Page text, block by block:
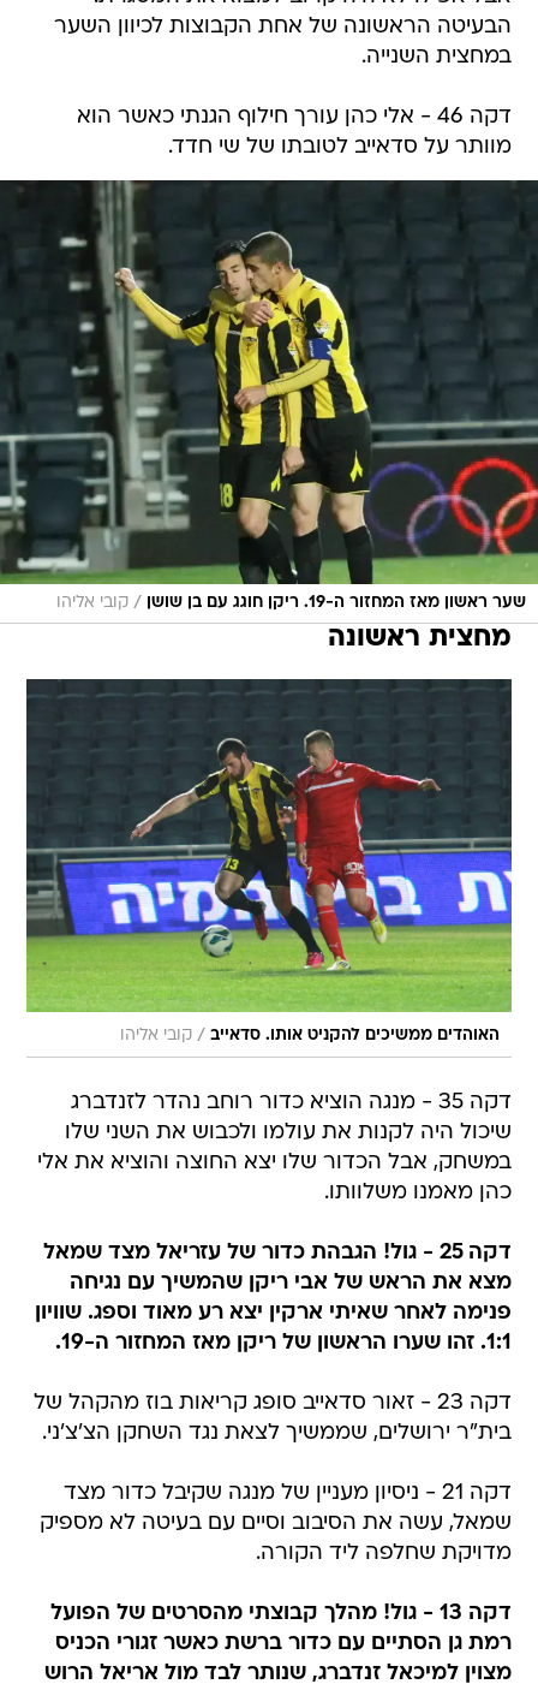
הבעיטה הראשונה של אחת הקבוצות לכיוון השער
במחצית השנייה.
דקה 46 - אלי כהן עורך חילוף הגנתי כאשר הוא
מוותר על סדאייב לטובתו של שי חדד.
שער ראשון מאז המחזור ה-19. ריקן חוגג עם בן שושן / קובי אליהו
מחצית ראשונה
האוהדים ממשיכים להקניט אותו. סדאייב / קובי אליהו
דקה 35 - מנגה הוציא כדור רוחב נהדר לזנדברג
שיכול היה לקנות את עולמו ולכבוש את השני שלו
במשחק, אבל הכדור שלו יצא החוצה והוציא את אלי
כהן מאמנו משלוותו.
דקה 25 - גול! הגבהת כדור של עזריאל מצד שמאל
מצא את הראש של אבי ריקן שהמשיך עם נגיחה
פנימה לאחר שאיתי ארקין יצא רע מאוד וספג. שוויון
1:1. זהו שערו הראשון של ריקן מאז המחזור ה-19.
דקה 23 - זאור סדאייב סופג קריאות בוז מהקהל של
בית"ר ירושלים, שממשיך לצאת נגד השחקן הצ'צ'ני.
דקה 21 - ניסיון מעניין של מנגה שקיבל כדור מצד
שמאל, עשה את הסיבוב וסיים עם בעיטה לא מספיק
מדויקת שחלפה ליד הקורה.
דקה 13 - גול! מהלך קבוצתי מהסרטים של הפועל
רמת גן הסתיים עם כדור ברשת כאשר זגורי הכניס
מצוין למיכאל זנדברג, שנותר לבד מול אריאל הרוש